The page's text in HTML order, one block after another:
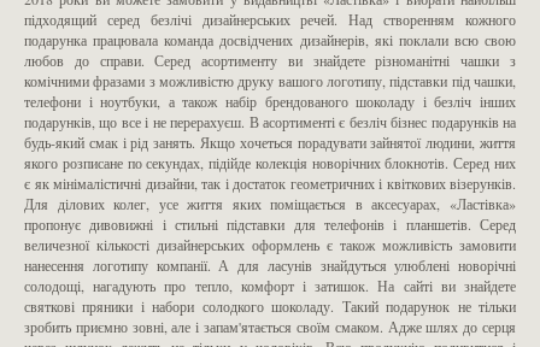
підходящий серед безлічі дизайнерських речей. Над створенням кожного
подарунка працювала команда досвідчених дизайнерів, які поклали всю свою
любов до справи. Серед асортименту ви знайдете різноманітні чашки з
комічними фразами з можливістю друку вашого логотипу, підставки під чашки,
телефони і ноутбуки, а також набір брендованого шоколаду і безліч інших
подарунків, що все і не перерахуєш. В асортименті є безліч бізнес подарунків на
будь-який смак і рід занять. Якщо хочеться порадувати зайнятої людини, життя
якого розписане по секундах, підійде колекція новорічних блокнотів. Серед них
є як мінімалістичні дизайни, так і достаток геометричних і квіткових візерунків.
Для ділових колег, усе життя яких поміщається в аксесуарах, «Ластівка»
пропонує дивовижні і стильні підставки для телефонів і планшетів. Серед
величезної кількості дизайнерських оформлень є також можливість замовити
нанесення логотипу компанії. А для ласунів знайдуться улюблені новорічні
солодощі, нагадують про тепло, комфорт і затишок. На сайті ви знайдете
святкові пряники і набори солодкого шоколаду. Такий подарунок не тільки
зробить приємно зовні, але і запам'ятається своїм смаком. Адже шлях до серця